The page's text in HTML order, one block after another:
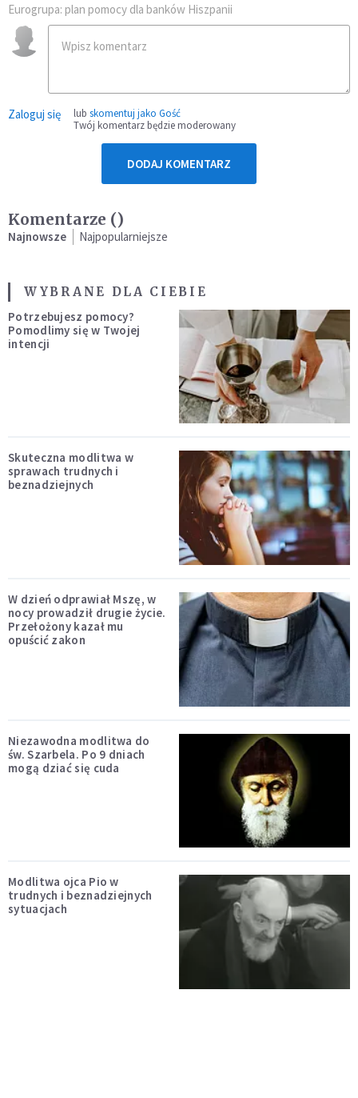
Eurogrupa: plan pomocy dla banków Hiszpanii
Zaloguj się lub skomentuj jako Gość
Twój komentarz będzie moderowany
DODAJ KOMENTARZ
Komentarze ()
Najnowsze Najpopularniejsze
WYBRANE DLA CIEBIE
Potrzebujesz pomocy?
Pomodlimy się w Twojej
intencji
Skuteczna modlitwa w
sprawach trudnych i
beznadziejnych
W dzień odprawiał Mszę, w
nocy prowadził drugie życie.
Przełożony kazał mu
opuścić zakon
Niezawodna modlitwa do
św. Szarbela. Po 9 dniach
mogą dziać się cuda
Modlitwa ojca Pio w
trudnych i beznadziejnych
sytuacjach